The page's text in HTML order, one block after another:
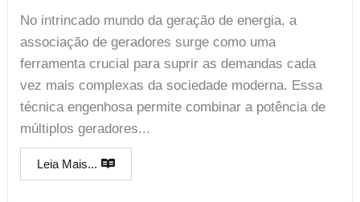
No intrincado mundo da geração de energia, a
associação de geradores surge como uma
ferramenta crucial para suprir as demandas cada
vez mais complexas da sociedade moderna. Essa
técnica engenhosa permite combinar a potência de
múltiplos geradores...
Leia Mais...